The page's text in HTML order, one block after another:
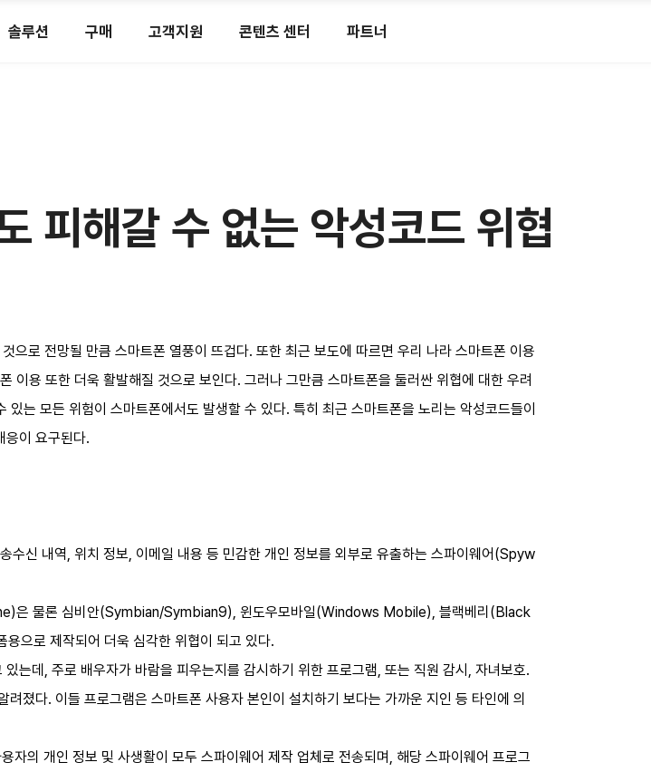
솔루션 구매 고객지원 콘텐츠 센터 파트너
해갈 수 없는 악성코드 위협
로 전망될 만큼 스마트폰 열풍이 뜨겁다. 또한 최근 보도에 따르면 우리 나라 스마트폰 이용
이용 또한 더욱 활발해질 것으로 보인다. 그러나 그만큼 스마트폰을 둘러싼 위협에 대한 우려
는 모든 위험이 스마트폰에서도 발생할 수 있다. 특히 최근 스마트폰을 노리는 악성코드들이
응이 요구된다.
수신 내역, 위치 정보, 이메일 내용 등 민감한 개인 정보를 외부로 유출하는 스파이웨어(Spyw
은 물론 심비안(Symbian/Symbian9), 윈도우모바일(Windows Mobile), 블랙베리(Black
으로 제작되어 더욱 심각한 위협이 되고 있다.
는데, 주로 배우자가 바람을 피우는지를 감시하기 위한 프로그램, 또는 직원 감시, 자녀보호.
졌다. 이들 프로그램은 스마트폰 사용자 본인이 설치하기 보다는 가까운 지인 등 타인에 의
자의 개인 정보 및 사생활이 모두 스파이웨어 제작 업체로 전송되며, 해당 스파이웨어 프로그